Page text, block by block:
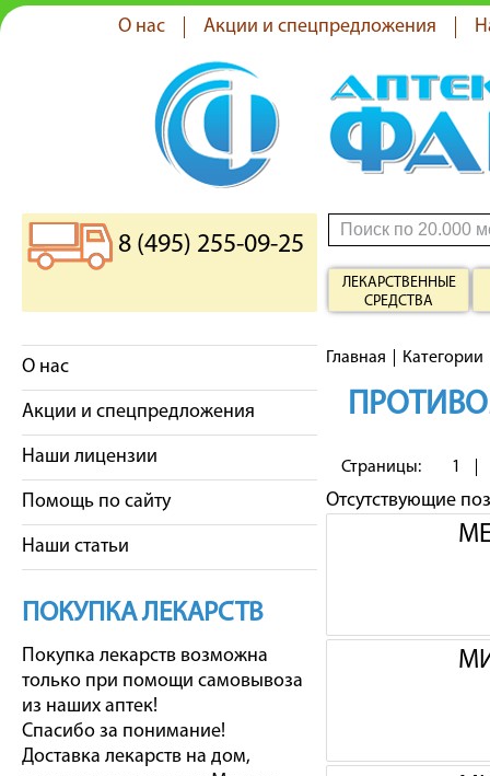
О нас Акции и спецпредложения
8 (495) 255-09-25
ЛЕКАРСТВЕННЫЕ
СРЕДСТВА
О нас
Акции и спецпредложения
Наши лицензии
Помощь по сайту
Наши статьи
ПОКУПКА ЛЕКАРСТВ
Покупка лекарств возможна
только при помощи самовывоза
из наших аптек!
Спасибо за понимание!
Доставка лекарств на дом,
Главная Категории
Страницы: 1
Отсутствующие